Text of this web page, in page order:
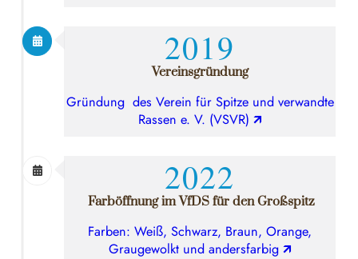
2019
Vereinsgründung
Gründung des Verein für Spitze und verwandte
Rassen e. V. (VSVR) 🡭
2022
Farböffnung im VfDS für den Großspitz
Farben: Weiß, Schwarz, Braun, Orange,
Graugewolkt und andersfarbig 🡭